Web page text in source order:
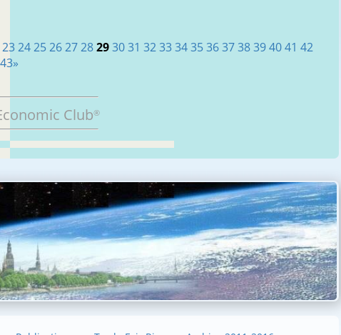
232425262728293031 32333435363738394041 42
43»
Club®